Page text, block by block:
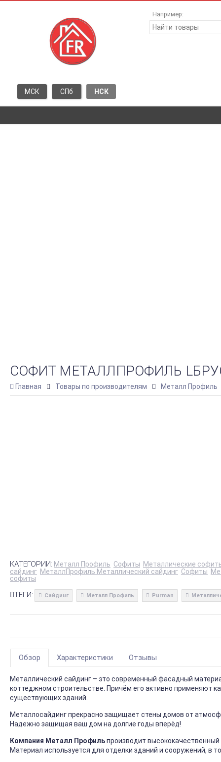
МСК СПб НСК
Например:
СОФИТ МЕТАЛЛПРОФИЛЬ
Главная Товары по производителям Металл Профиль
КАТЕГОРИИ: Металл Профиль Софиты Металлические
сайдинг МеталлПрофиль Металлический сайдинг Софиты
софиты
ТЕГИ: Сайдинг Металл Профиль Purman
Обзор Характеристики Отзывы
Металлический сайдинг – это современный фасадный
коттеджном строительстве. Причём его активно применяют
существующих зданий.
Металлосайдинг прекрасно защищает стены домов от
Надежно защищая ваш дом на долгие годы вперёд!
Компания Металл Профильпроизводит
Материал используется для отделки зданий и сооружений, в